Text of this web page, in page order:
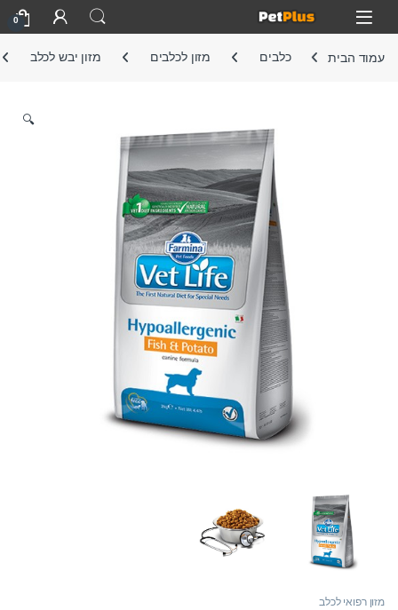
Skip to navigation
Skip to content
Open
0
עמוד הבית כלבים מזון לכלבים מזון יבש לכלב
🔍
מזון רפואי לכלב